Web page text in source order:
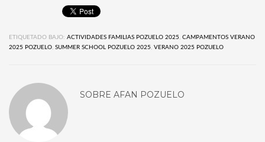
ETIQUETADO BAJO: ACTIVIDADES FAMILIAS POZUELO 2025 , CAMPAMENTOS VERANO
2025 POZUELO, SUMMER SCHOOL POZUELO 2025 , VERANO 2025 POZUELO
SOBRE AFAN POZUELO